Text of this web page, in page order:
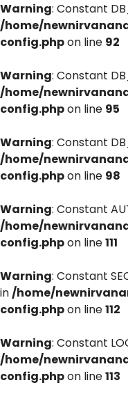
Warning: Constant
/home/
config.phpon line 92
Warning: Constant
/home/
config.phpon line 95
Warning: Constant
/home/
config.phpon line 98
Warning: Constant
/home/
config.phpon line111
Warning: Constant
in/home/
config.phpon line112
Warning: Constant
/home/
config.phpon line113